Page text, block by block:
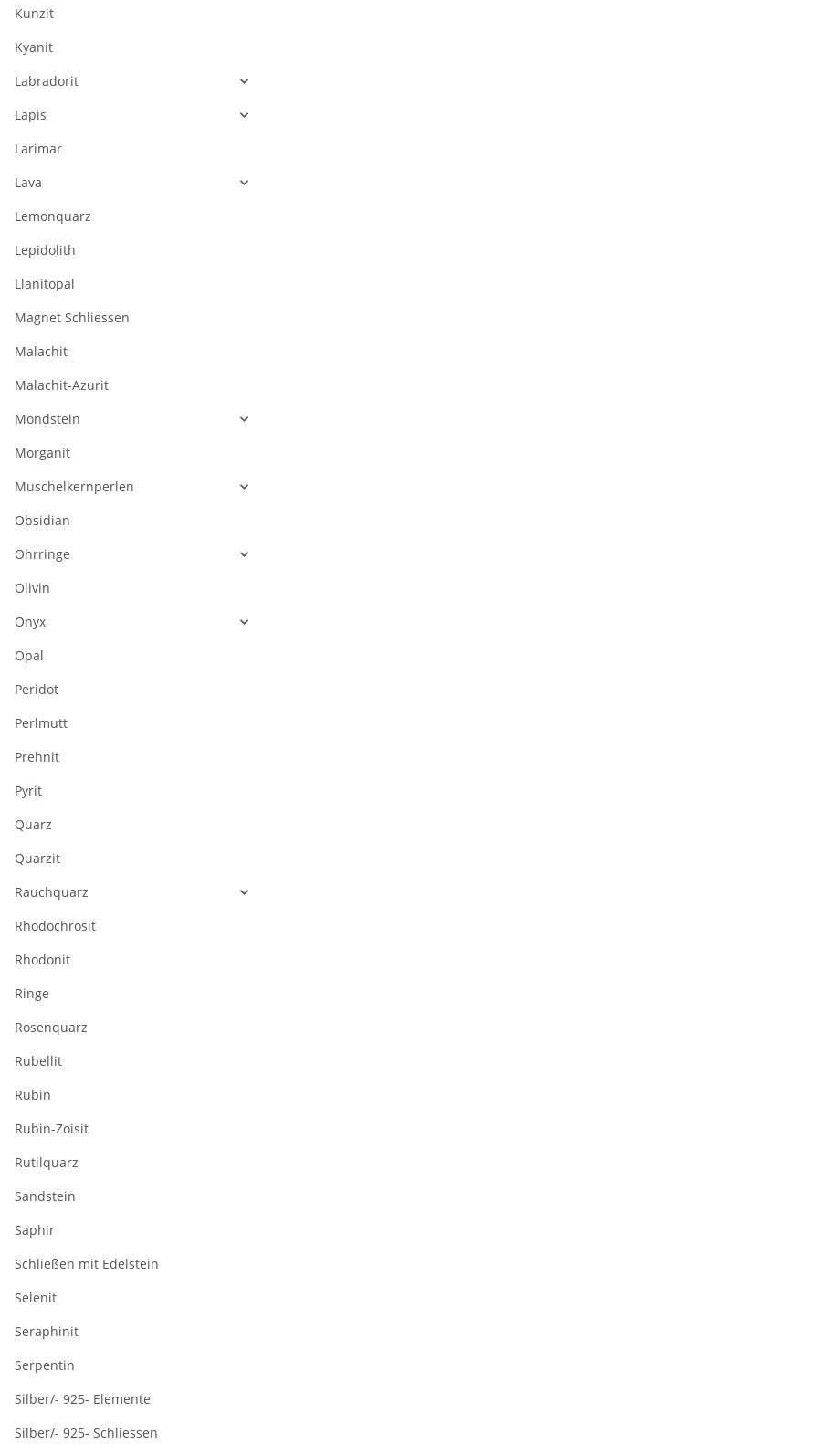
Kunzit
Kyanit
Labradorit
Lapis
Larimar
Lava
Lemonquarz
Lepidolith
Llanitopal
Magnet Schliessen
Malachit
Malachit-Azurit
Mondstein
Morganit
Muschelkernperlen
Obsidian
Ohrringe
Olivin
Onyx
Opal
Peridot
Perlmutt
Prehnit
Pyrit
Quarz
Quarzit
Rauchquarz
Rhodochrosit
Rhodonit
Ringe
Rosenquarz
Rubellit
Rubin
Rubin-Zoisit
Rutilquarz
Sandstein
Saphir
Schließen mit Edelstein
Selenit
Seraphinit
Serpentin
Silber/- 925- Elemente
Silber/- 925- Schliessen